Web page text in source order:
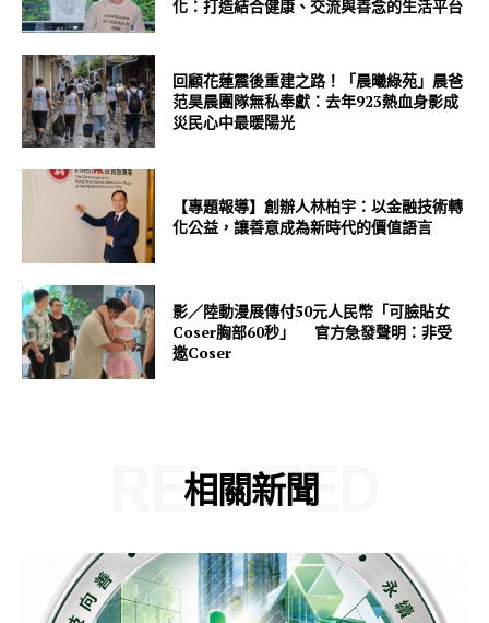
化：打造結合健康、交流與善念的生活平台
回顧花蓮震後重建之路！「晨曦綠苑」晨爸
范昊晨團隊無私奉獻：去年923熱血身影成
災民心中最暖陽光
【專題報導】創辦人林柏宇：以金融技術轉
化公益，讓善意成為新時代的價值語言
影／陸動漫展傳付50元人民幣「可臉貼女
Coser胸部60秒」 官方急發聲明：非受
邀Coser
相關新聞
RELATED